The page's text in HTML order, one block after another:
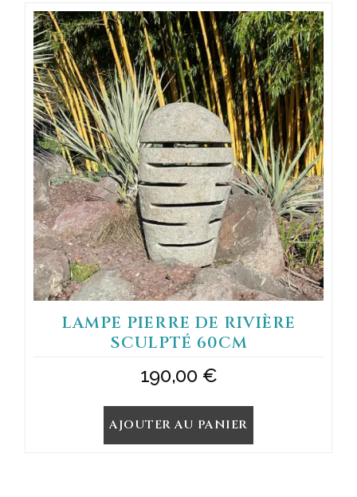
LAMPE PIERRE DE RIVIÈRE
SCULPTÉ 60CM
190,00 €
AJOUTER AU PANIER